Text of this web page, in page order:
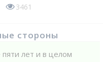
3461
стороны
лет и в целом